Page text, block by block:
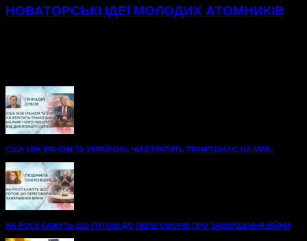
НОВАТОРСЬКІ ІДЕЇ МОЛОДИХ АТОМНИКІВ
США МІЖ ІРАНОМ ТА УКРАЇНОЮ: ЧИ ВТРАТИТЬ ТРАМП ШАНС НА МИР...
НА РОСІЇ КАЖУТЬ ЩО ГОТОВІ ДО ПЕРЕГОВОРІВ ПРО ЗАВЕРШЕННЯ ВІЙНИ